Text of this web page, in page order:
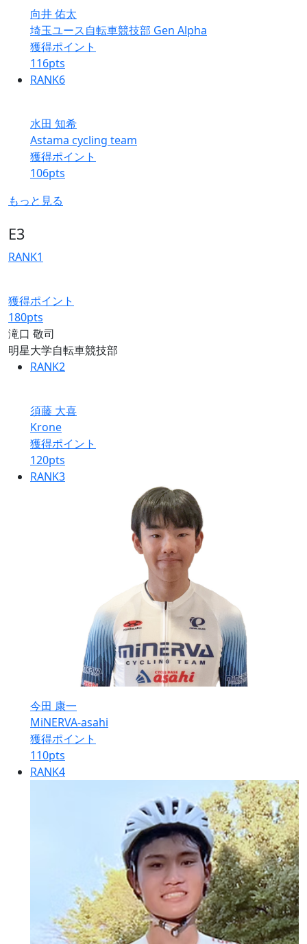
向井 佑太
埼玉ユース自転車競技部 Gen Alpha
獲得ポイント
116pts
RANK6
水田 知希
Astama cycling team
獲得ポイント
106pts
もっと見る
E3
RANK1
獲得ポイント
180pts
滝口 敬司
明星大学自転車競技部
RANK2
須藤 大喜
Krone
獲得ポイント
120pts
RANK3
今田 康一
MiNERVA-asahi
獲得ポイント
110pts
RANK4